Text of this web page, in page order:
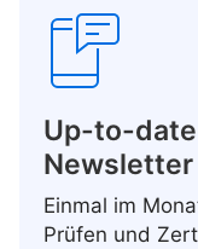
Up-to-
Newsletter
Einmal im
Prüfen und